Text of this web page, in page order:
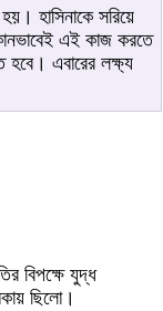
হাসিনাকে সরিয়ে
এই কাজ করতে
হবে। এবারের লক্ষ্য
বিপক্ষে যুদ্ধ
ছিলো।